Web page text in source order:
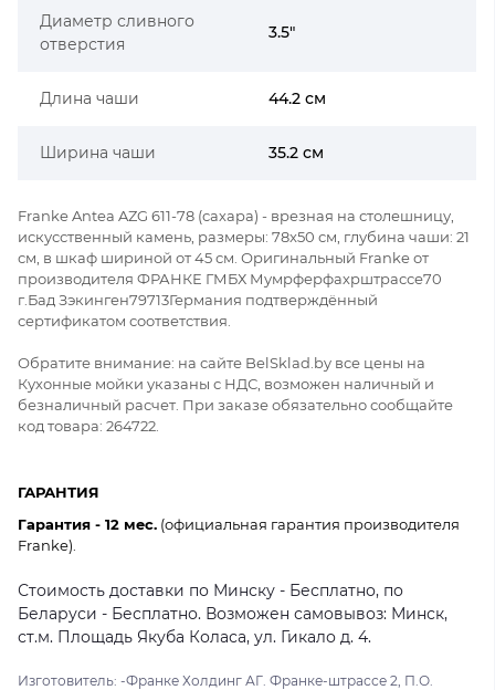
Диаметр сливного
отверстия
3.5"
Длина чаши 44.2 см
Ширина чаши 35.2 см
Franke Antea AZG 611-78 (сахара) - врезная на столешницу,
искусственный камень, размеры: 78x50 см, глубина чаши: 21
см, в шкаф шириной от 45 см. Оригинальный Franke от
производителя ФРАНКЕ ГМБХ Мумрферфахрштрассе70
г.Бад Зэкинген79713Германия подтверждённый
сертификатом соответствия.
Обратите внимание: на сайте BelSklad.by все цены на
Кухонные мойки указаны с НДС, возможен наличный и
безналичный расчет. При заказе обязательно сообщайте
код товара: 264722.
ГАРАНТИЯ
Гарантия - 12 мес. (официальная гарантия производителя
Franke).
Стоимость доставки по Минску - Бесплатно, по
Беларуси - Бесплатно. Возможен самовывоз: Минск,
ст.м. Площадь Якуба Коласа, ул. Гикало д. 4.
Изготовитель: -Франке Холдинг АГ. Франке-штрассе 2, П.О.